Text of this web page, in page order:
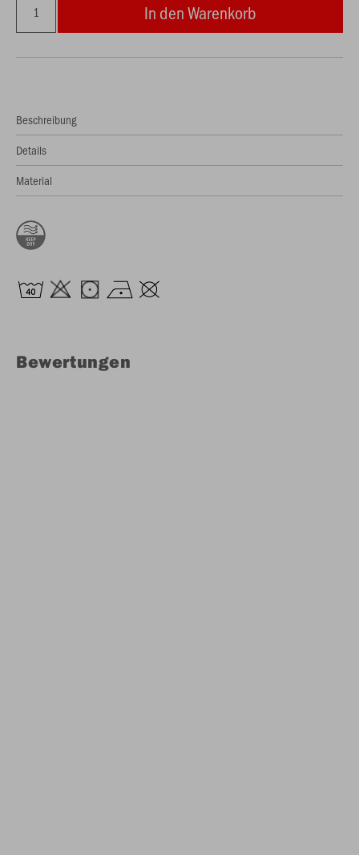
In den Warenkorb
Beschreibung
Details
Material
Bewertungen